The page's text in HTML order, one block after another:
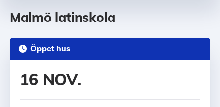
Malmö latinskola
Öppet hus
16 NOV.